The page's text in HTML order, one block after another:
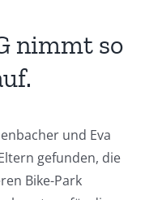
nimmt so
und Eva
gefunden, die
Bike-Park